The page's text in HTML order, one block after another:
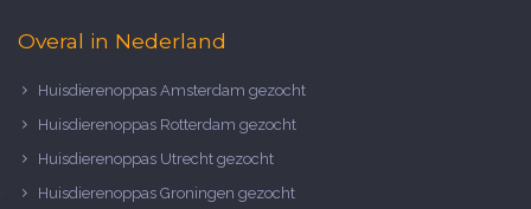
Overal in Nederland
Huisdierenoppas Amsterdam gezocht
Huisdierenoppas Rotterdam gezocht
Huisdierenoppas Utrecht gezocht
Huisdierenoppas Groningen gezocht